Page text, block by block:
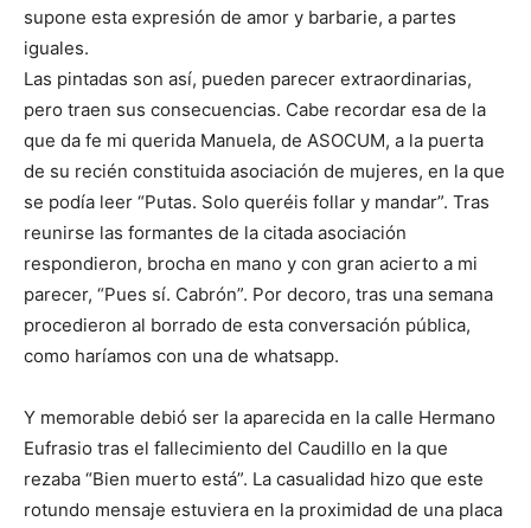
supone esta expresión de amor y barbarie, a partes
iguales.
Las pintadas son así, pueden parecer extraordinarias,
pero traen sus consecuencias. Cabe recordar esa de la
que da fe mi querida Manuela, de ASOCUM, a la puerta
de su recién constituida asociación de mujeres, en la que
se podía leer “Putas. Solo queréis follar y mandar”. Tras
reunirse las formantes de la citada asociación
respondieron, brocha en mano y con gran acierto a mi
parecer, “Pues sí. Cabrón”. Por decoro, tras una semana
procedieron al borrado de esta conversación pública,
como haríamos con una de whatsapp.
Y memorable debió ser la aparecida en la calle Hermano
Eufrasio tras el fallecimiento del Caudillo en la que
rezaba “Bien muerto está”. La casualidad hizo que este
rotundo mensaje estuviera en la proximidad de una placa